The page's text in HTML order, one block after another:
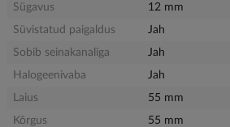
Sügavus
12 mm
Süvistatud paigaldus
Jah
Sobib seinakanaliga
Jah
Halogeenivaba
Jah
Laius
55 mm
Kõrgus
55 mm